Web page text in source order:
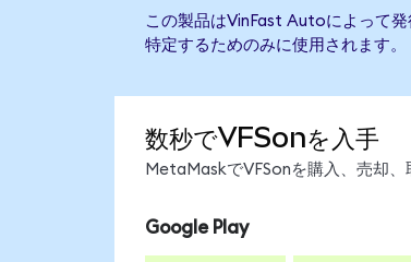
この製品はVinFast Autoによって
特定するためのみに使用されます。
数秒でVFSonを入手
MetaMaskでVFSonを購入、売却、
Google Play